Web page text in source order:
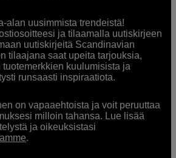
alan uusimmista trendeistä!
ja tilaamalla uutiskirjeen
uutiskirjeitä Scandinavian
tilaajana saat upeita tarjouksia,
kuulumisista ja
runsaasti inspiraatiota.
on vapaaehtoista ja voit peruuttaa
milloin tahansa. Lue lisää
ja oikeuksistasi
.